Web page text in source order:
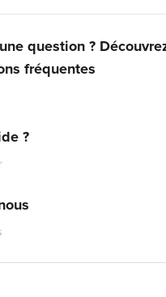
question ?
fréquentes
?